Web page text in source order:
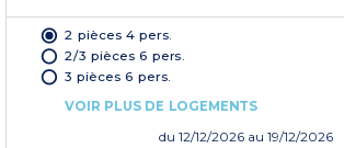
2 pièces 4 pers.
2/3 pièces 6 pers.
3 pièces 6 pers.
VOIR PLUS DE LOGEMENTS
du 12/12/2026 au 19/12/2026